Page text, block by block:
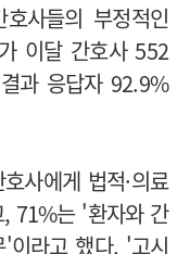
사들의 부정적인
이달 간호사 552
과 응답자 92.9%
사에게 법적·의료
71%는 '환자와 간
이라고 했다. '고시